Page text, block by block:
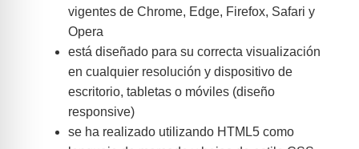
vigentes de Chrome, Edge, Firefox, Safari y
Opera
está diseñado para su correcta visualización
en cualquier resolución y dispositivo de
escritorio, tabletas o móviles (diseño
responsive)
se ha realizado utilizando HTML5 como